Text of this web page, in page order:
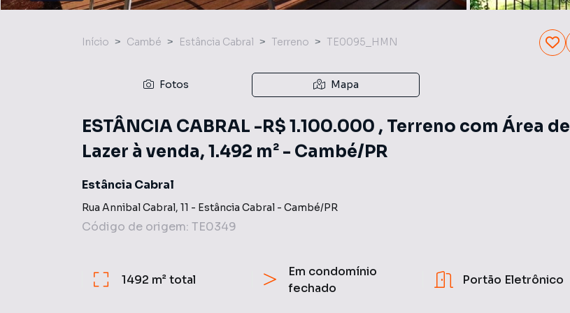
Início Cambé Estância Cabral Terreno TE0095_HMN
Fotos Mapa
ESTÂNCIA CABRAL -R$ 1.100.000 , Terreno com Área de
Lazer à venda, 1.492 m² - Cambé/PR
Estância Cabral
Rua Annibal Cabral, 11 - Estância Cabral - Cambé/PR
Código de origem: TE0349
1492 m²total
Em condomínio
fechado
Portão Eletrônico